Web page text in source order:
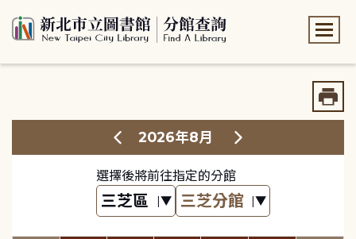
2026年8月
選擇後將前往指定的分館